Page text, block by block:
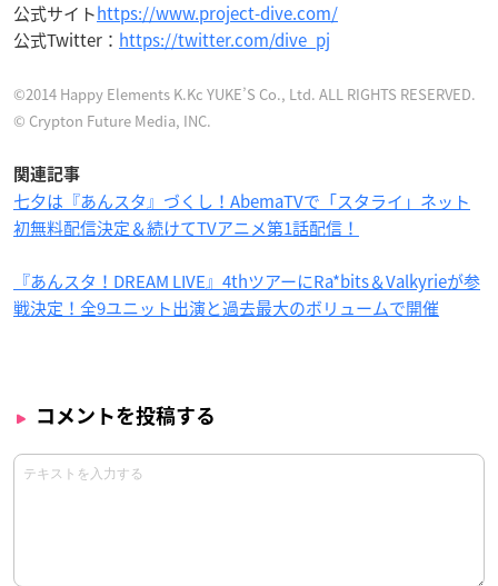
公式サイトhttps://www.project-dive.com/
公式Twitter： https://twitter.com/dive_pj
©2014 Happy Elements K.Kc YUKE’S Co., Ltd. ALL RIGHTS RESERVED.
© Crypton Future Media, INC.
関連記事
七夕は『あんスタ』づくし！AbemaTVで「スタライ」ネット
初無料配信決定＆続けてTVアニメ第1話配信！
『あんスタ！DREAM LIVE』4thツアーにRa*bits＆Valkyrieが参
戦決定！全9ユニット出演と過去最大のボリュームで開催
コメントを投稿する